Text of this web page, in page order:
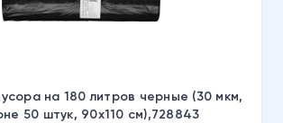
на 180 литров черные (30 мкм,
50 штук, 90х110 см),728843